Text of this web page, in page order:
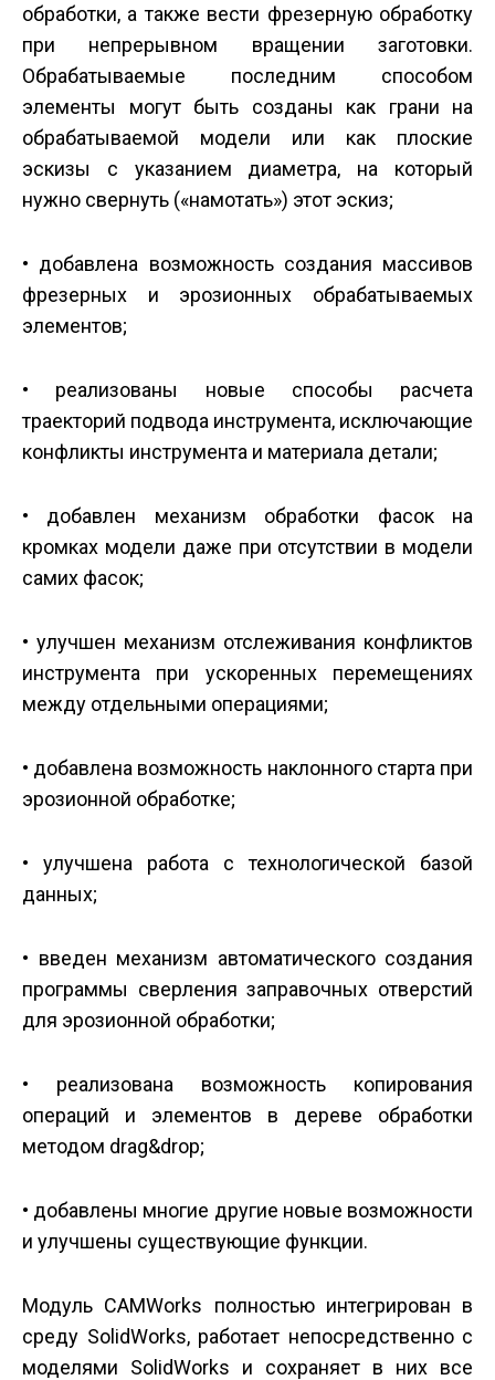
обработки, а также вести фрезерную обработку
при непрерывном вращении заготовки.
Обрабатываемые последним способом
элементы могут быть созданы как грани на
обрабатываемой модели или как плоские
эскизы с указанием диаметра, на который
нужно свернуть («намотать») этот эскиз;
• добавлена возможность создания массивов
фрезерных и эрозионных обрабатываемых
элементов;
• реализованы новые способы расчета
траекторий подвода инструмента, исключающие
конфликты инструмента и материала детали;
• добавлен механизм обработки фасок на
кромках модели даже при отсутствии в модели
самих фасок;
• улучшен механизм отслеживания конфликтов
инструмента при ускоренных перемещениях
между отдельными операциями;
• добавлена возможность наклонного старта при
эрозионной обработке;
• улучшена работа с технологической базой
данных;
• введен механизм автоматического создания
программы сверления заправочных отверстий
для эрозионной обработки;
• реализована возможность копирования
операций и элементов в дереве обработки
методом drag&drop;
• добавлены многие другие новые возможности
и улучшены существующие функции.
Модуль CAMWorks полностью интегрирован в
среду SolidWorks, работает непосредственно с
моделями SolidWorks и сохраняет в них все